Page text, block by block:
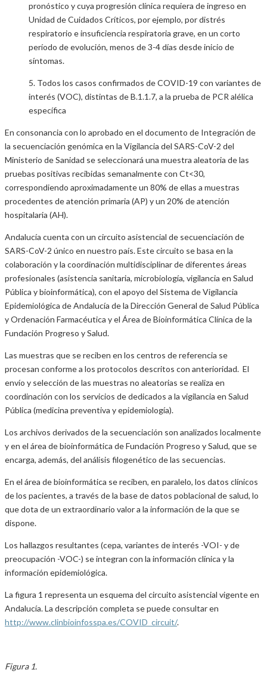
pronóstico y cuya progresión clínica requiera de ingreso en
Unidad de Cuidados Críticos, por ejemplo, por distrés
respiratorio e insuficiencia respiratoria grave, en un corto
período de evolución, menos de 3-4 días desde inicio de
síntomas.
5. Todos los casos confirmados de COVID-19 con variantes de
interés (VOC), distintas de B.1.1.7, a la prueba de PCR alélica
específica
En consonancia con lo aprobado en el documento de Integración de
la secuenciación genómica en la Vigilancia del SARS-CoV-2 del
Ministerio de Sanidad se seleccionará una muestra aleatoria de las
pruebas positivas recibidas semanalmente con Ct<30,
correspondiendo aproximadamente un 80% de ellas a muestras
procedentes de atención primaria (AP) y un 20% de atención
hospitalaria (AH).
Andalucía cuenta con un circuito asistencial de secuenciación de
SARS-CoV-2 único en nuestro país. Este circuito se basa en la
colaboración y la coordinación multidisciplinar de diferentes áreas
profesionales (asistencia sanitaria, microbiología, vigilancia en Salud
Pública y bioinformática), con el apoyo del Sistema de Vigilancia
Epidemiológica de Andalucía de la Dirección General de Salud Pública
y Ordenación Farmacéutica y el Área de Bioinformática Clínica de la
Fundación Progreso y Salud.
Las muestras que se reciben en los centros de referencia se
procesan conforme a los protocolos descritos con anterioridad. El
envío y selección de las muestras no aleatorias se realiza en
coordinación con los servicios de dedicados a la vigilancia en Salud
Pública (medicina preventiva y epidemiología).
Los archivos derivados de la secuenciación son analizados localmente
y en el área de bioinformática de Fundación Progreso y Salud, que se
encarga, además, del análisis filogenético de las secuencias.
En el área de bioinformática se reciben, en paralelo, los datos clínicos
de los pacientes, a través de la base de datos poblacional de salud, lo
que dota de un extraordinario valor a la información de la que se
dispone.
Los hallazgos resultantes (cepa, variantes de interés -VOI- y de
preocupación -VOC-) se integran con la información clínica y la
información epidemiológica.
La figura 1 representa un esquema del circuito asistencial vigente en
Andalucía. La descripción completa se puede consultar en
http://www.clinbioinfosspa.es/COVID_circuit/.
Figura 1.